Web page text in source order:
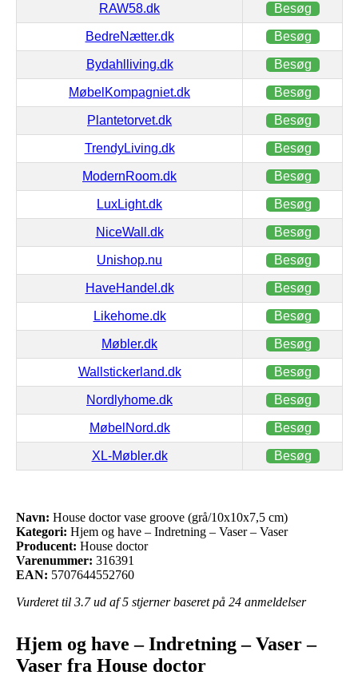
RAW58.dk Besøg
BedreNætter.dk Besøg
Bydahlliving.dk Besøg
MøbelKompagniet.dk Besøg
Plantetorvet.dk Besøg
TrendyLiving.dk Besøg
ModernRoom.dk Besøg
LuxLight.dk Besøg
NiceWall.dk Besøg
Unishop.nu Besøg
HaveHandel.dk Besøg
Likehome.dk Besøg
Møbler.dk Besøg
Wallstickerland.dk Besøg
Nordlyhome.dk Besøg
MøbelNord.dk Besøg
XL-Møbler.dk Besøg
Navn: House doctor vase groove (grå/10x10x7,5 cm)
Kategori: Hjem og have – Indretning – Vaser – Vaser
Producent: House doctor
Varenummer: 316391
EAN: 5707644552760
Vurderet til 3.7ud af 5 stjerner baseret på 24 anmeldelser
Hjem og have – Indretning – Vaser –
Vaser fra House doctor